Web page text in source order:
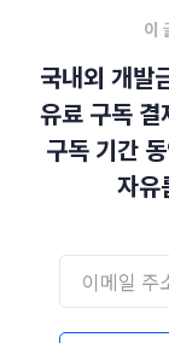
이
국내외 개발
유료 구독
구독 기간
자유